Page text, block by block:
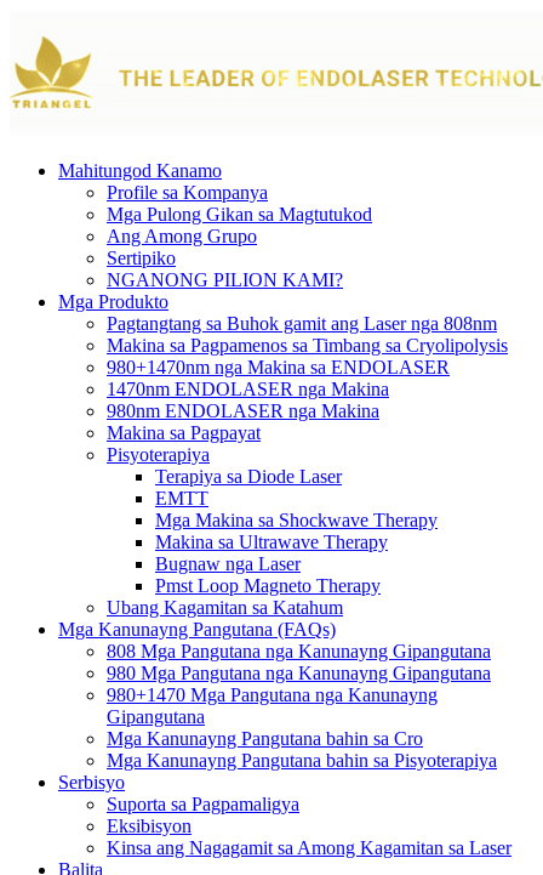
Mahitungod Kanamo
Profile sa Kompanya
Mga Pulong Gikan sa Magtutukod
Ang Among Grupo
Sertipiko
NGANONG PILION KAMI?
Mga Produkto
Pagtangtang sa Buhok gamit ang Laser nga 808nm
Makina sa Pagpamenos sa Timbang sa Cryolipolysis
980+1470nm nga Makina sa ENDOLASER
1470nm ENDOLASER nga Makina
980nm ENDOLASER nga Makina
Makina sa Pagpayat
Pisyoterapiya
Terapiya sa Diode Laser
EMTT
Mga Makina sa Shockwave Therapy
Makina sa Ultrawave Therapy
Bugnaw nga Laser
Pmst Loop Magneto Therapy
Ubang Kagamitan sa Katahum
Mga Kanunayng Pangutana (FAQs)
808 Mga Pangutana nga Kanunayng Gipangutana
980 Mga Pangutana nga Kanunayng Gipangutana
980+1470 Mga Pangutana nga Kanunayng
Gipangutana
Mga Kanunayng Pangutana bahin sa Cro
Mga Kanunayng Pangutana bahin sa Pisyoterapiya
Serbisyo
Suporta sa Pagpamaligya
Eksibisyon
Kinsa ang Nagagamit sa Among Kagamitan sa Laser
Balita